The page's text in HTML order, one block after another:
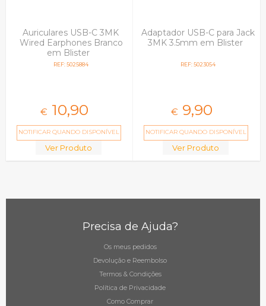
Auriculares USB-C 3MK
Wired Earphones Branco
em Blister
REF: 5025884
€ 10,90
NOTIFICAR QUANDO DISPONÍVEL
Ver Produto
Adaptador USB-C para Jack
3MK 3.5mm em Blister
REF: 5023054
€ 9,90
NOTIFICAR QUANDO DISPONÍVEL
Ver Produto
Precisa de Ajuda?
Os meus pedidos
Devolução e Reembolso
Termos & Condições
Política de Privacidade
Como Comprar